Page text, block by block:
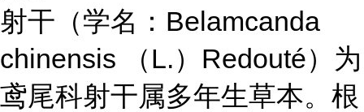
射干（学名：Belamcanda
chinensis （L.）Redouté）为
鸢尾科射干属多年生草本。根